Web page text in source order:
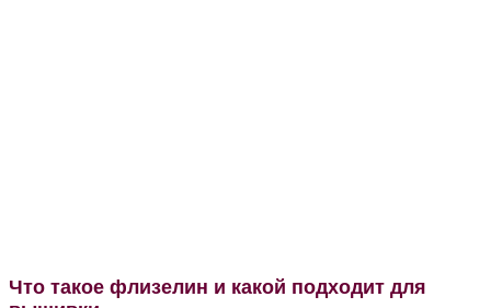
Что такое флизелин и какой подходит для